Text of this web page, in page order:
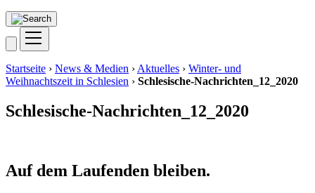
Startseite › News & Medien › Aktuelles › Winter- und
Weihnachtszeit in Schlesien › Schlesische-Nachrichten_12_2020
Schlesische-Nachrichten_12_2020
Auf dem Laufenden bleiben.